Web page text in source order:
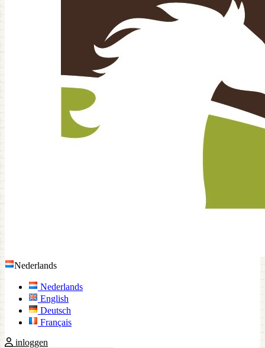
Nederlands
Nederlands
English
Deutsch
Français
inloggen